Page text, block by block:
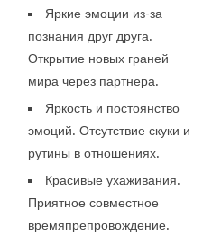
Яркие эмоции из-за
познания друг друга.
Открытие новых граней
мира через партнера.
Яркость и постоянство
эмоций. Отсутствие скуки и
рутины в отношениях.
Красивые ухаживания.
Приятное совместное
времяпрепровождение.